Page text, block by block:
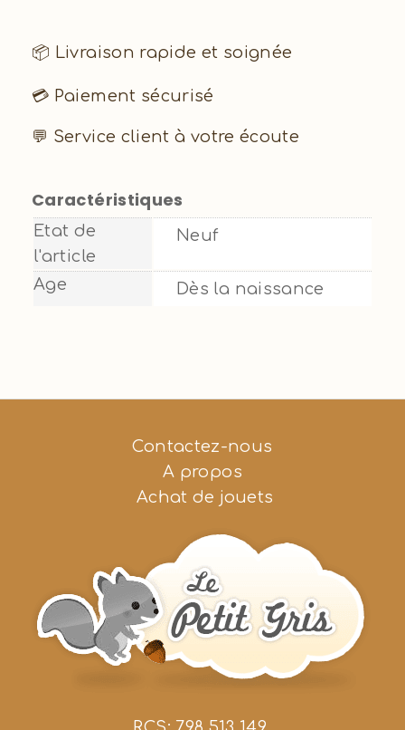
📦 Livraison rapide et soignée
💳 Paiement sécurisé
💬 Service client à votre écoute
Caractéristiques
Etat de
l'article
Neuf
Age Dès la naissance
Contactez-nous
A propos
Achat de jouets